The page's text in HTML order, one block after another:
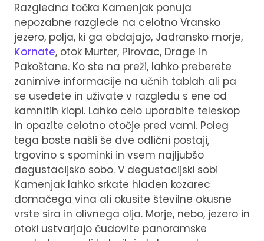
Razgledna točka Kamenjak ponuja
nepozabne razglede na celotno Vransko
jezero, polja, ki ga obdajajo, Jadransko morje,
Kornate, otok Murter, Pirovac, Drage in
Pakoštane. Ko ste na preži, lahko preberete
zanimive informacije na učnih tablah ali pa
se usedete in uživate v razgledu s ene od
kamnitih klopi. Lahko celo uporabite teleskop
in opazite celotno otočje pred vami. Poleg
tega boste našli še dve odlični postaji,
trgovino s spominki in vsem najljubšo
degustacijsko sobo. V degustacijski sobi
Kamenjak lahko srkate hladen kozarec
domačega vina ali okusite številne okusne
vrste sira in olivnega olja. Morje, nebo, jezero in
otoki ustvarjajo čudovite panoramske